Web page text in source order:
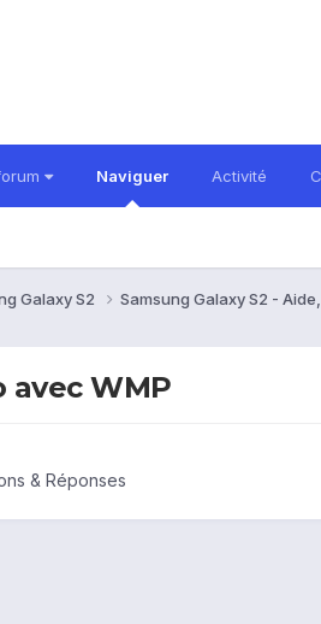
Naviguer Activité
Galaxy S2 Samsung Galaxy S2 -
WMP
& Réponses